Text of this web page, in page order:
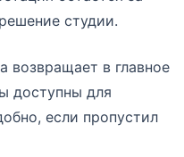
студии.
возвращает в главное
доступны для
если пропустил